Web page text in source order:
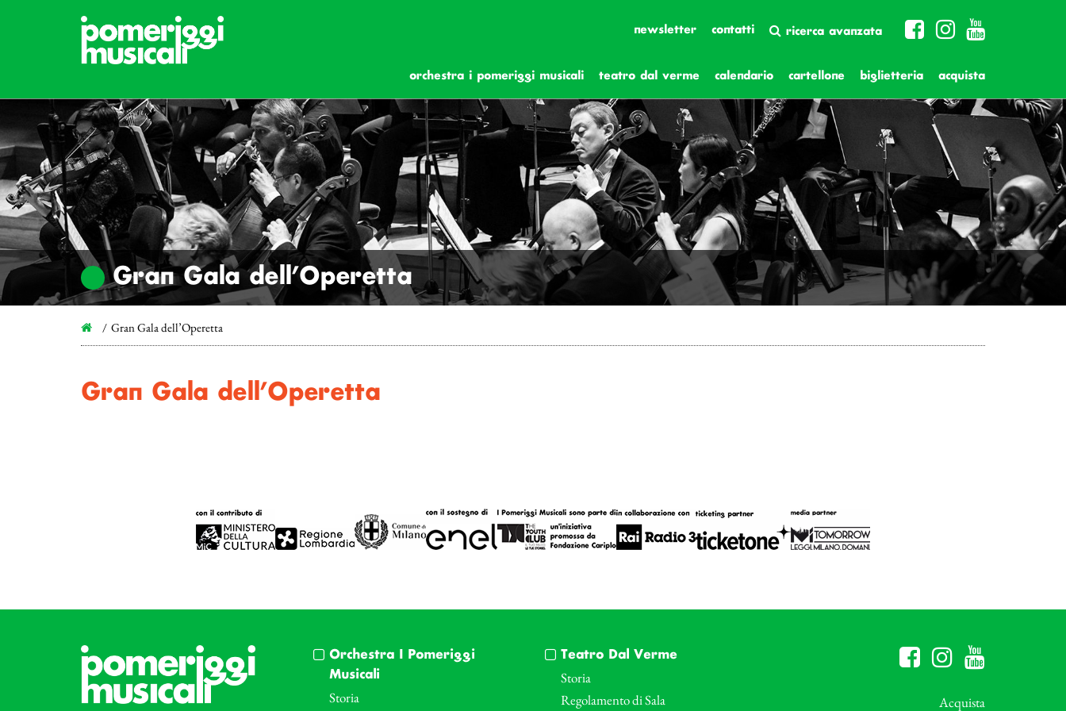
newsletter contatti ricerca avanzata
orchestra i pomeriggi musicali teatro dal verme calendario cartellone biglietteria acquista
Gran Gala dell’Operetta
Gran Gala dell’Operetta
Gran Gala dell’Operetta
Orchestra I Pomeriggi
Musicali
Storia
Teatro Dal Verme
Storia
Regolamento di Sala
Acquista